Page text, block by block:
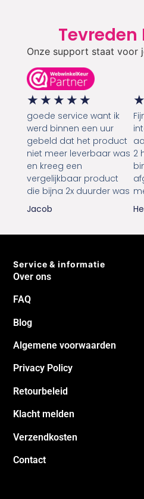
Tevreden
Onze support staat voor
★ ★ ★ ★ ★
goede service want ik
werd binnen een uur
gebeld dat het product
niet meer leverbaar was
en kreeg een
vergelijkbaar product
die bijna 2x duurder was
Jacob
★
2
Service & informatie
Over ons
FAQ
Blog
Algemene voorwaarden
Privacy Policy
Retourbeleid
Klacht melden
Verzendkosten
Contact